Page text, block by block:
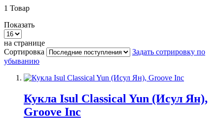
1 Товар
Показать
на странице
Сортировка
Задать сотрировку по
убыванию
Кукла Isul Classical Yun (Исул Ян),
Groove Inc